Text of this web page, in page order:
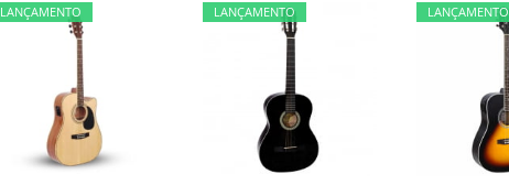
LANÇAMENTO LANÇAMENTO LANÇAMENTO